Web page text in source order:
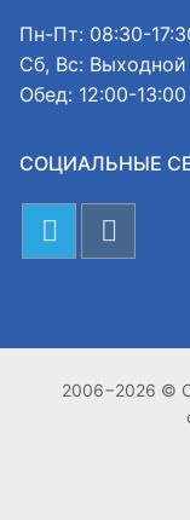
Пн-Пт: 08:30-
Сб, Вс: Выходной
Обед: 12:00-13:00
СОЦИАЛЬНЫЕ
2006−2026 ©